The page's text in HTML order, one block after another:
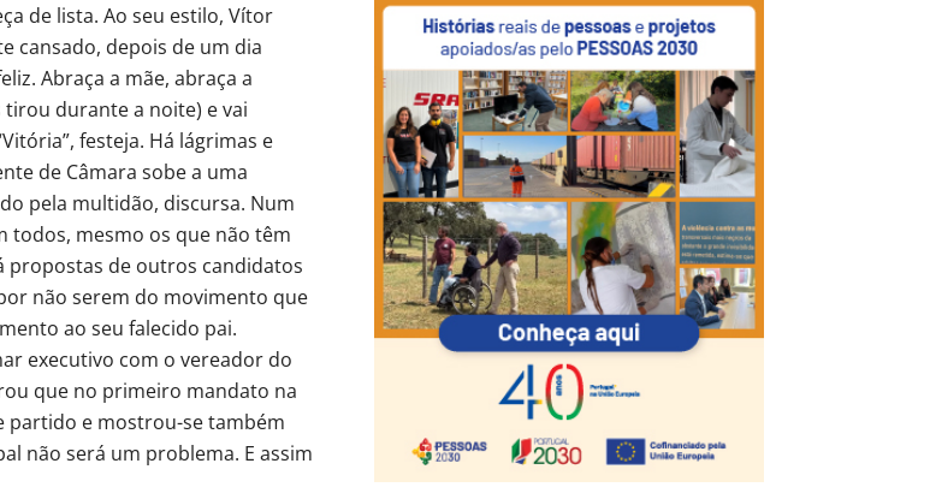
de lista. Ao seu estilo, Vítor
cansado, depois de um dia
Abraça a mãe, abraça a
tirou durante a noite) e vai
festeja. Há lágrimas e
de Câmara sobe a uma
pela multidão, discursa. Num
todos, mesmo os que não têm
propostas de outros candidatos
não serem do movimento que
ao seu falecido pai.
executivo com o vereador do
que no primeiro mandato na
partido e mostrou-se também
não será um problema. E assim